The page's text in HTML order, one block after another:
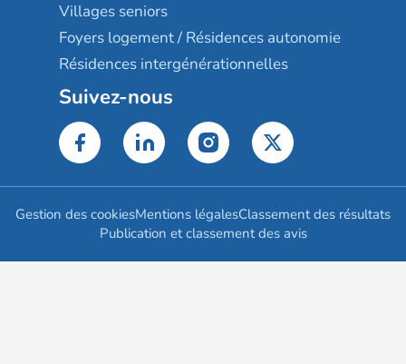
Villages seniors
Foyers logement / Résidences autonomie
Résidences intergénérationnelles
Suivez-nous
Gestion des cookiesMentions légalesClassement des résultats
Publication et classement des avis